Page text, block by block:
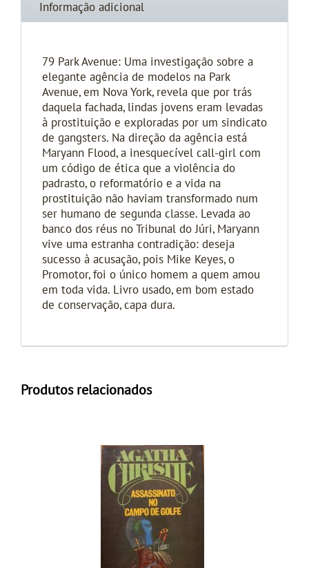
Informação adicional
79 Park Avenue: Uma investigação sobre a
elegante agência de modelos na Park
Avenue, em Nova York, revela que por trás
daquela fachada, lindas jovens eram levadas
à prostituição e exploradas por um sindicato
de gangsters. Na direção da agência está
Maryann Flood, a inesquecível call-girl com
um código de ética que a violência do
padrasto, o reformatório e a vida na
prostituição não haviam transformado num
ser humano de segunda classe. Levada ao
banco dos réus no Tribunal do Júri, Maryann
vive uma estranha contradição: deseja
sucesso à acusação, pois Mike Keyes, o
Promotor, foi o único homem a quem amou
em toda vida. Livro usado, em bom estado
de conservação, capa dura.
Produtos relacionados